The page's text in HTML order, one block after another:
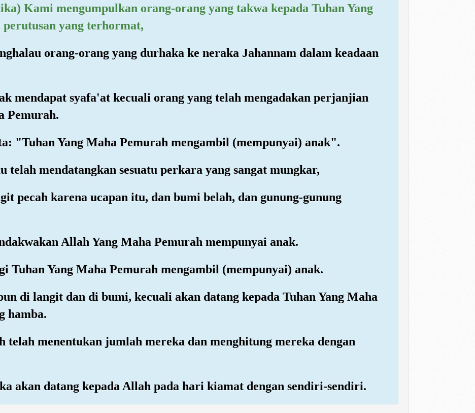
Kami mengumpulkan orang-orang yang takwa kepada Tuhan Yang
yang terhormat,
orang-orang yang durhaka ke neraka Jahannam dalam keadaan
mendapat syafa'at kecuali orang yang telah mengadakan perjanjian
Pemurah.
"Tuhan Yang Maha Pemurah mengambil (mempunyai) anak".
telah mendatangkan sesuatu perkara yang sangat mungkar,
pecah karena ucapan itu, dan bumi belah, dan gunung-gunung
Allah Yang Maha Pemurah mempunyai anak.
Tuhan Yang Maha Pemurah mengambil (mempunyai) anak.
di langit dan di bumi, kecuali akan datang kepada Tuhan Yang Maha
hamba.
telah menentukan jumlah mereka dan menghitung mereka dengan
akan datang kepada Allah pada hari kiamat dengan sendiri-sendiri.